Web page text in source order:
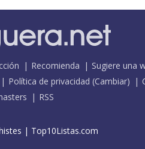
Recomienda
Sugiere una
Política de privacidad (Cambiar)
RSS
| Top10Listas.com